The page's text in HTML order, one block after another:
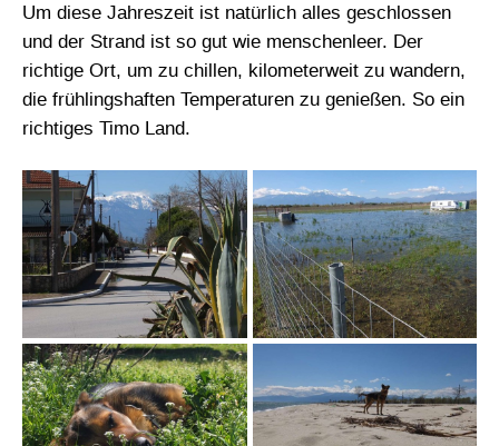
Um diese Jahreszeit ist natürlich alles geschlossen
und der Strand ist so gut wie menschenleer. Der
richtige Ort, um zu chillen, kilometerweit zu wandern,
die frühlingshaften Temperaturen zu genießen. So ein
richtiges Timo Land.